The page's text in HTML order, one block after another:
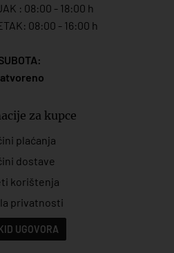
: 08:00 - 18:00 h
08:00 - 16:00 h
za kupce
plaćanja
dostave
korištenja
privatnosti
UGOVORA